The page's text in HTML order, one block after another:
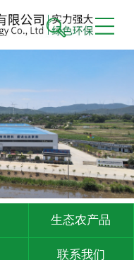
生态农产品
联系我们